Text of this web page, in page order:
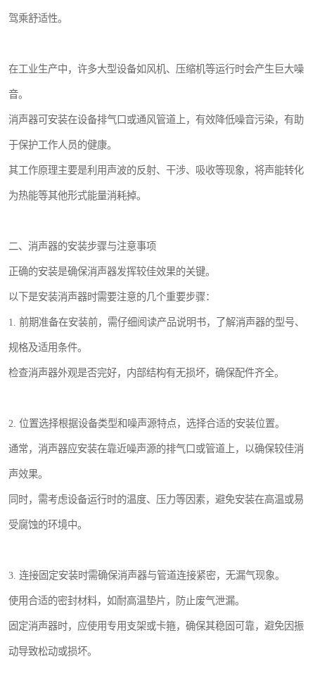
驾乘舒适性。
在工业生产中，许多大型设备如风机、压缩机等运行时会产生巨大噪
音。
消声器可安装在设备排气口或通风管道上，有效降低噪音污染，有助
于保护工作人员的健康。
其工作原理主要是利用声波的反射、干涉、吸收等现象，将声能转化
为热能等其他形式能量消耗掉。
二、消声器的安装步骤与注意事项
正确的安装是确保消声器发挥较佳效果的关键。
以下是安装消声器时需要注意的几个重要步骤：
1. 前期准备在安装前，需仔细阅读产品说明书，了解消声器的型号、
规格及适用条件。
检查消声器外观是否完好，内部结构有无损坏，确保配件齐全。
2. 位置选择根据设备类型和噪声源特点，选择合适的安装位置。
通常，消声器应安装在靠近噪声源的排气口或管道上，以确保较佳消
声效果。
同时，需考虑设备运行时的温度、压力等因素，避免安装在高温或易
受腐蚀的环境中。
3. 连接固定安装时需确保消声器与管道连接紧密，无漏气现象。
使用合适的密封材料，如耐高温垫片，防止废气泄漏。
固定消声器时，应使用专用支架或卡箍，确保其稳固可靠，避免因振
动导致松动或损坏。